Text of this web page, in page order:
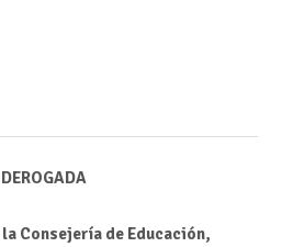
Consejería de Educación,